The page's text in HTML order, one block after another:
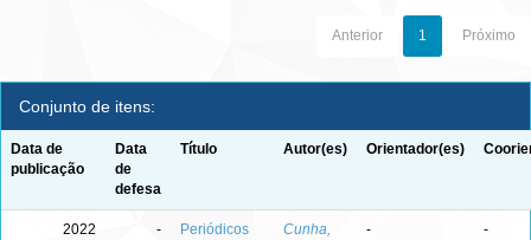
Anterior 1 Próximo
Conjunto de itens:
Data de
publicação
Data
de
defesa
Título Autor(es) Orientador(es)
2022 -
Periódicos
Cunha,
- -